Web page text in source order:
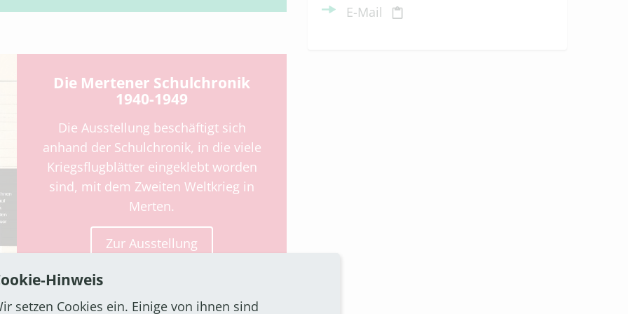
Die Mertener Schulchronik
1940-1949
Die Ausstellung beschäftigt sich
anhand der Schulchronik, in die viele
Kriegsflugblätter eingeklebt worden
sind, mit dem Zweiten Weltkrieg in
Merten.
Zur Ausstellung
E-Mail
Hinweis
setzen Cookies ein. Einige von ihnen sind